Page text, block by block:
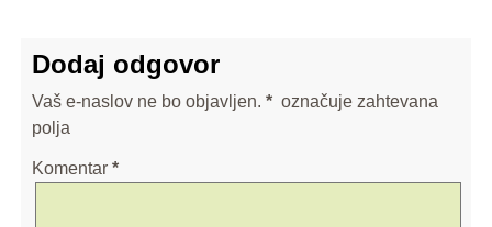
Dodaj odgovor
Vaš e-naslov ne bo objavljen. * označuje zahtevana
polja
Komentar *